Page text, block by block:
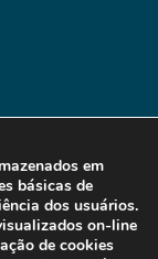
em
básicas de
dos usuários.
on-line
de cookies